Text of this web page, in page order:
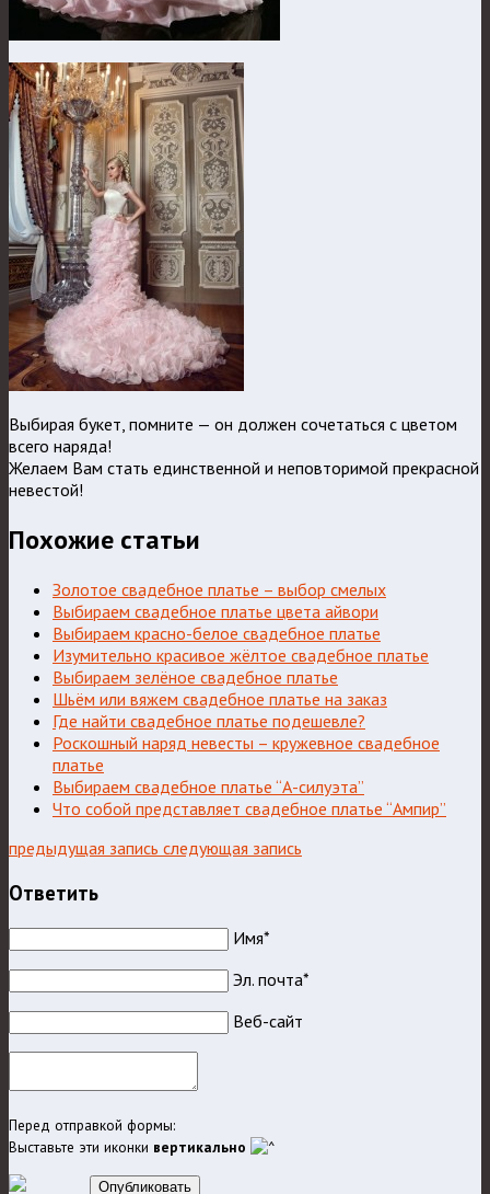
Выбирая букет, помните — он должен сочетаться с цветом
всего наряда!
Желаем Вам стать единственной и неповторимой прекрасной
невестой!
Похожие статьи
Золотое свадебное платье – выбор смелых
Выбираем свадебное платье цвета айвори
Выбираем красно-белое свадебное платье
Изумительно красивое жёлтое свадебное платье
Выбираем зелёное свадебное платье
Шьём или вяжем свадебное платье на заказ
Где найти свадебное платье подешевле?
Роскошный наряд невесты – кружевное свадебное
платье
Выбираем свадебное платье “А-силуэта”
Что собой представляет свадебное платье “Ампир”
предыдущая запись следующая запись
Ответить
Имя*
Эл. почта*
Веб-сайт
Перед отправкой формы:
Выставьте эти иконки вертикально
Опубликовать